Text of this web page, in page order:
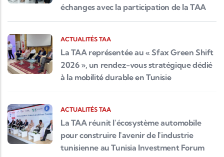
échanges avec la participation de la TAA
ACTUALITÉS TAA
La TAA représentée au « Sfax Green Shift
2026 », un rendez-vous stratégique dédié
à la mobilité durable en Tunisie
ACTUALITÉS TAA
La TAA réunit l'écosystème automobile
pour construire l'avenir de l'industrie
tunisienne au Tunisia Investment Forum